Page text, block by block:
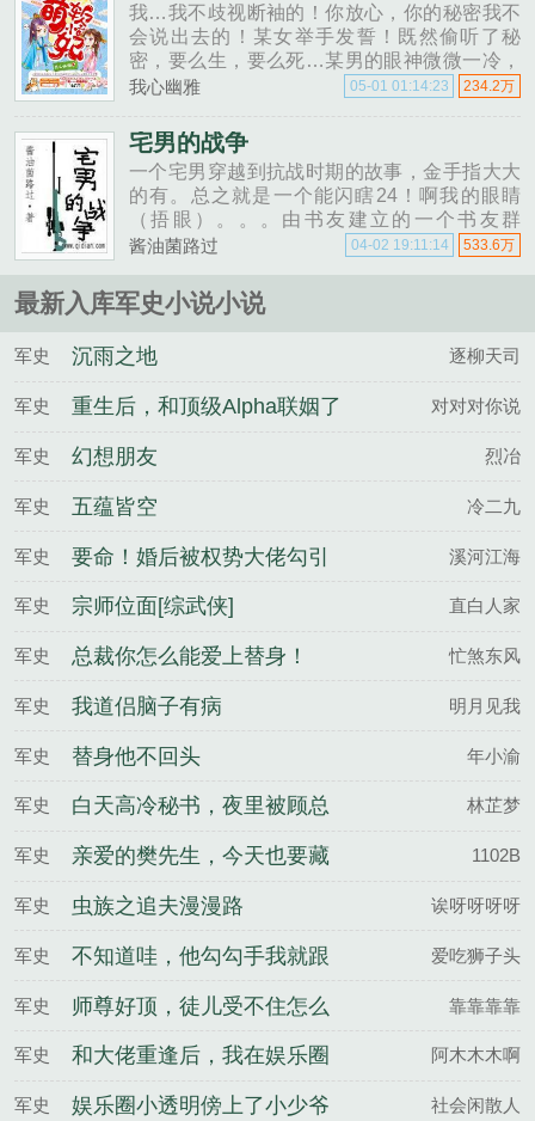
我…我不歧视断袖的！你放心，你的秘密我不
会说出去的！某女举手发誓！既然偷听了秘
密，要么生，要么死…某男的眼神微微一冷，
杀气十足。我…我选择生！他听后邪魅一笑，
我心幽雅 234.2万
05-01 01:14:23
宅男的战争
一个宅男穿越到抗战时期的故事，金手指大大
的有。总之就是一个能闪瞎24！啊我的眼睛
（捂眼）。。。由书友建立的一个书友群
214890838，没事可以进去聊天打屁玩玩，给
酱油菌路过 533.6万
04-02 19:11:14
最新入库军史小说小说
军史 沉雨之地 逐柳天司
军史 重生后，和顶级Alpha联姻了 对对对你说
军史 幻想朋友 烈冶
军史 五蕴皆空 冷二九
军史
要命！婚后被权势大佬勾引
了
溪河江海
军史 宗师位面[综武侠] 直白人家
军史 总裁你怎么能爱上替身！ 忙煞东风
军史 我道侣脑子有病 明月见我
军史 替身他不回头 年小渝
军史
白天高冷秘书，夜里被顾总
罚跪
林芷梦
军史
亲爱的樊先生，今天也要藏
好马甲
1102B
军史 虫族之追夫漫漫路 诶呀呀呀呀
军史
不知道哇，他勾勾手我就跟
他走了
爱吃狮子头
军史
师尊好顶，徒儿受不住怎么
办？
靠靠靠靠
军史
和大佬重逢后，我在娱乐圈
杀疯了
阿木木木啊
军史 娱乐圈小透明傍上了小少爷 社会闲散人